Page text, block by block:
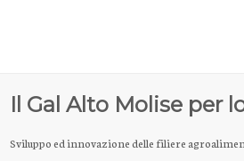
Il Gal Alto Molise per
Sviluppo ed innovazione delle filiere